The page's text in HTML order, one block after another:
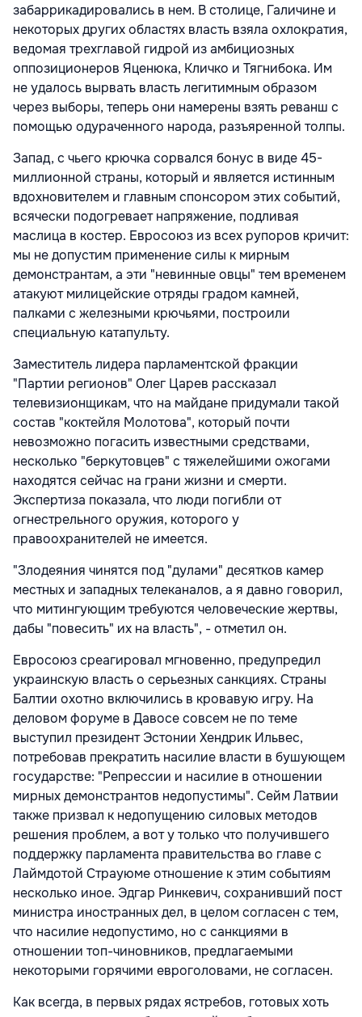
забаррикадировались в нем. В столице, Галичине и
некоторых других областях власть взяла охлократия,
ведомая трехглавой гидрой из амбициозных
оппозиционеров Яценюка, Кличко и Тягнибока. Им
не удалось вырвать власть легитимным образом
через выборы, теперь они намерены взять реванш с
помощью одураченного народа, разъяренной толпы.
Запад, с чьего крючка сорвался бонус в виде 45-
миллионной страны, который и является истинным
вдохновителем и главным спонсором этих событий,
всячески подогревает напряжение, подливая
маслица в костер. Евросоюз из всех рупоров кричит:
мы не допустим применение силы к мирным
демонстрантам, а эти "невинные овцы" тем временем
атакуют милицейские отряды градом камней,
палками с железными крючьями, построили
специальную катапульту.
Заместитель лидера парламентской фракции
"Партии регионов" Олег Царев рассказал
телевизионщикам, что на майдане придумали такой
состав "коктейля Молотова", который почти
невозможно погасить известными средствами,
несколько "беркутовцев" с тяжелейшими ожогами
находятся сейчас на грани жизни и смерти.
Экспертиза показала, что люди погибли от
огнестрельного оружия, которого у
правоохранителей не имеется.
"Злодеяния чинятся под "дулами" десятков камер
местных и западных телеканалов, а я давно говорил,
что митингующим требуются человеческие жертвы,
дабы "повесить" их на власть", - отметил он.
Евросоюз среагировал мгновенно, предупредил
украинскую власть о серьезных санкциях. Страны
Балтии охотно включились в кровавую игру. На
деловом форуме в Давосе совсем не по теме
выступил президент Эстонии Хендрик Ильвес,
потребовав прекратить насилие власти в бушующем
государстве: "Репрессии и насилие в отношении
мирных демонстрантов недопустимы". Сейм Латвии
также призвал к недопущению силовых методов
решения проблем, а вот у только что получившего
поддержку парламента правительства во главе с
Лаймдотой Страуюме отношение к этим событиям
несколько иное. Эдгар Ринкевич, сохранивший пост
министра иностранных дел, в целом согласен с тем,
что насилие недопустимо, но с санкциями в
отношении топ-чиновников, предлагаемыми
некоторыми горячими евроголовами, не согласен.
Как всегда, в первых рядах ястребов, готовых хоть